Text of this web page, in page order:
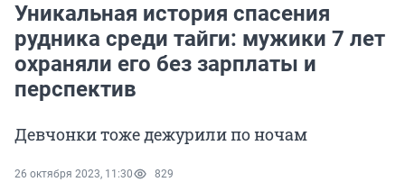
Уникальная история спасения
рудника среди тайги: мужики 7 лет
охраняли его без зарплаты и
перспектив
Девчонки тоже дежурили по ночам
26 октября 2023, 11:30 829